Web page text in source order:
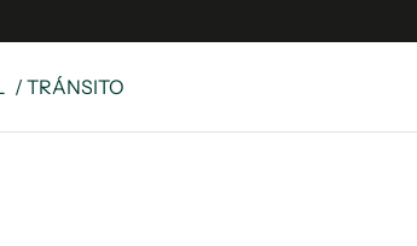
/ TRÁNSITO